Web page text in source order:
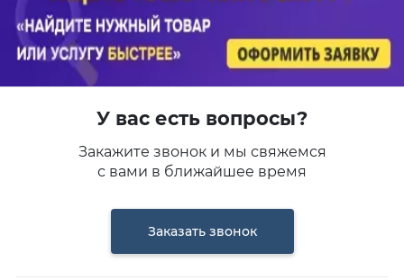
У вас есть вопросы?
Закажите звонок и мы свяжемся
с вами в ближайшее время
Заказать звонок